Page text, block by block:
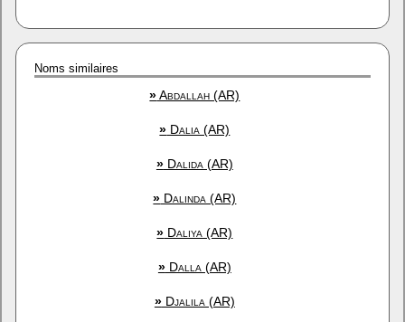
Noms similaires
»Abdallah (AR)
» Dalia (AR)
»Dalida (AR)
» Dalinda (AR)
» Daliya (AR)
»Dalla (AR)
»Djalila (AR)